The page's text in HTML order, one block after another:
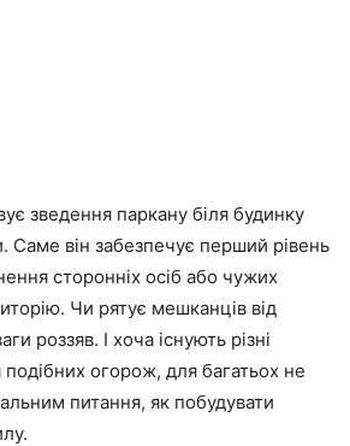
зведення паркану біля будинку
Саме він забезпечує перший рівень
сторонніх осіб або чужих
Чи рятує мешканців від
роззяв. І хоча існують різні
подібних огорож, для багатьох не
питання, як побудувати